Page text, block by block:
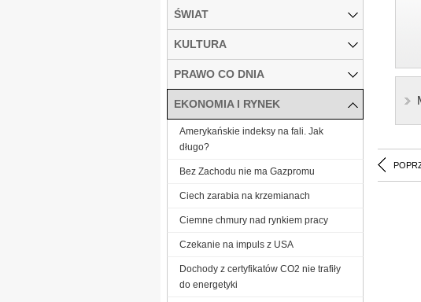
ŚWIAT
KULTURA
PRAWO CO DNIA
EKONOMIA I RYNEK
Amerykańskie indeksy na fali. Jak
długo?
Bez Zachodu nie ma Gazpromu
Ciech zarabia na krzemianach
Ciemne chmury nad rynkiem pracy
Czekanie na impuls z USA
Dochody z certyfikatów CO2 nie trafiły
do energetyki